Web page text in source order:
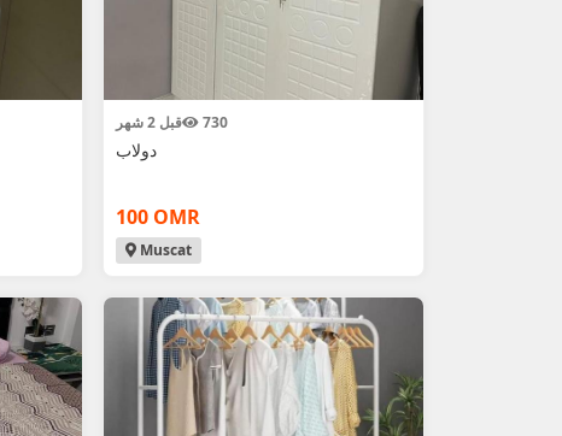
قبل 2 شهر 730
دولاب
100 OMR
Muscat